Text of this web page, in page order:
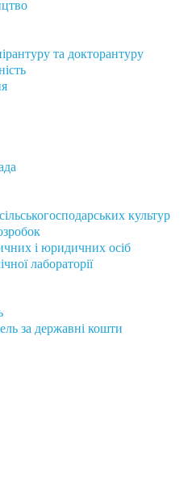
та докторантуру
культур
і юридичних осіб
лабораторії
за державні кошти